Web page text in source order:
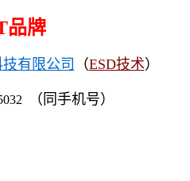
品牌
有限公司 （ESD技术）
（同手机号）